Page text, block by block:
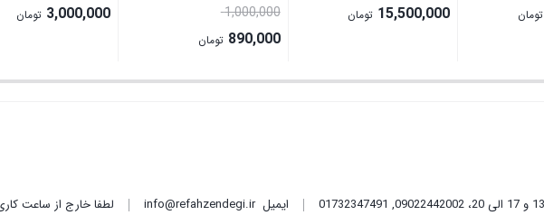
تومان 15,500,000 تومان 1,000,000قیمت
اصلی:
بود.
890,000 تومان
3,000,000 تومان
,
01732347491 ایمیلinfo@refahzendegi.ir لطفا خارج از ساعت